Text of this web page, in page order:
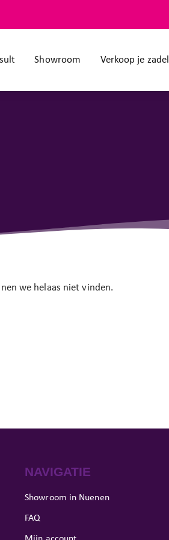
Showroom Verkoop je zadel
we helaas niet vinden.
NAVIGATIE
Showroom in Nuenen
FAQ